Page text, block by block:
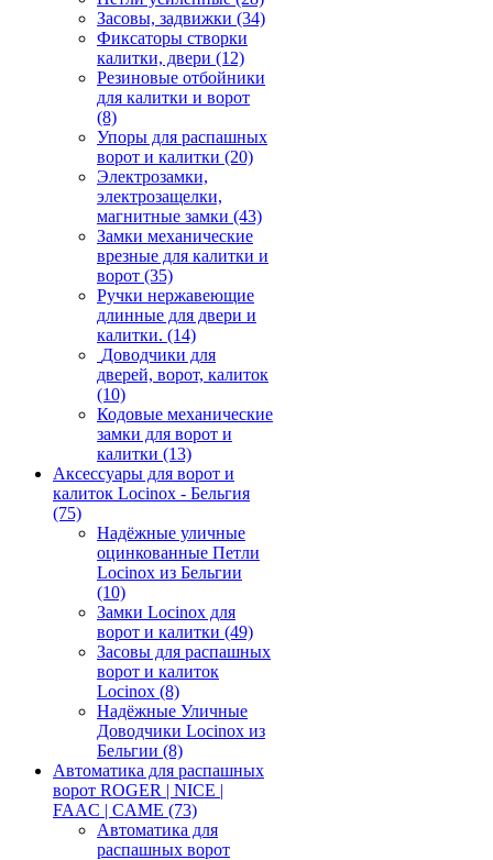
Засовы, задвижки (34)
Фиксаторы створки
калитки, двери (12)
Резиновые отбойники
для калитки и ворот
(8)
Упоры для распашных
ворот и калитки (20)
Электрозамки,
электрозащелки,
магнитные замки (43)
Замки механические
врезные для калитки и
ворот (35)
Ручки нержавеющие
длинные для двери и
калитки. (14)
Доводчики для
дверей, ворот, калиток
(10)
Кодовые механические
замки для ворот и
калитки (13)
Аксессуары для ворот и
калиток Locinox - Бельгия
(75)
Надёжные уличные
оцинкованные Петли
Locinox из Бельгии
(10)
Замки Locinox для
ворот и калитки (49)
Засовы для распашных
ворот и калиток
Locinox (8)
Надёжные Уличные
Доводчики Locinox из
Бельгии (8)
Автоматика для распашных
ворот ROGER | NICE |
FAAC | CAME (73)
Автоматика для
распашных ворот